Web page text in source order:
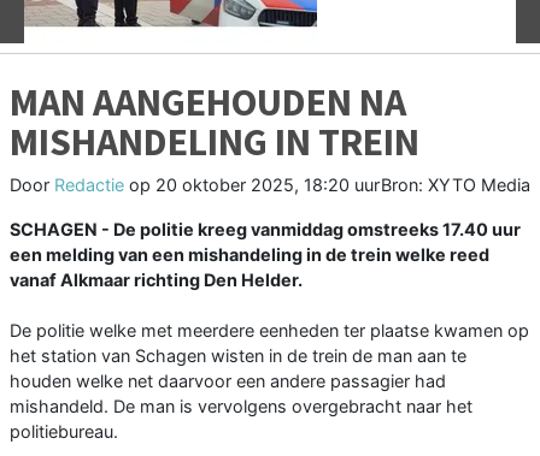
MAN AANGEHOUDEN NA
MISHANDELING IN TREIN
Door Redactie op 20 oktober 2025, 18:20 uurBron: XYTO Media
SCHAGEN - De politie kreeg vanmiddag omstreeks 17.40 uur
een melding van een mishandeling in de trein welke reed
vanaf Alkmaar richting Den Helder.
De politie welke met meerdere eenheden ter plaatse kwamen op
het station van Schagen wisten in de trein de man aan te
houden welke net daarvoor een andere passagier had
mishandeld. De man is vervolgens overgebracht naar het
politiebureau.